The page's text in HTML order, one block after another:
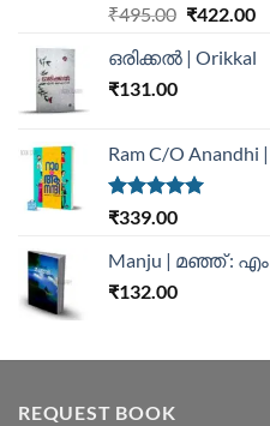
Rated5.00
₹495.00 ₹422.00
ഒരിക്കൽ | Orikkal
₹131.00
Ram C/O
Rated5.00
₹339.00
Manju | മഞ്ഞ് :
₹132.00
REQUEST BOOK